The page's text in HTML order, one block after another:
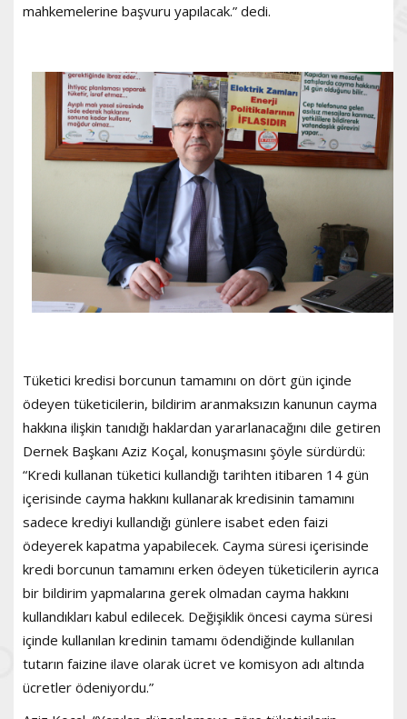
mahkemelerine başvuru yapılacak.” dedi.
Tüketici kredisi borcunun tamamını on dört gün içinde
ödeyen tüketicilerin, bildirim aranmaksızın kanunun cayma
hakkına ilişkin tanıdığı haklardan yararlanacağını dile getiren
Dernek Başkanı Aziz Koçal, konuşmasını şöyle sürdürdü:
“Kredi kullanan tüketici kullandığı tarihten itibaren 14 gün
içerisinde cayma hakkını kullanarak kredisinin tamamını
sadece krediyi kullandığı günlere isabet eden faizi
ödeyerek kapatma yapabilecek. Cayma süresi içerisinde
kredi borcunun tamamını erken ödeyen tüketicilerin ayrıca
bir bildirim yapmalarına gerek olmadan cayma hakkını
kullandıkları kabul edilecek. Değişiklik öncesi cayma süresi
içinde kullanılan kredinin tamamı ödendiğinde kullanılan
tutarın faizine ilave olarak ücret ve komisyon adı altında
ücretler ödeniyordu.”